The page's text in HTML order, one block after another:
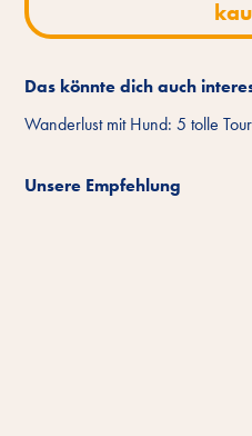
Das könnte dich auch
Wanderlust mit Hund: 5 tolle
Unsere Empfehlung